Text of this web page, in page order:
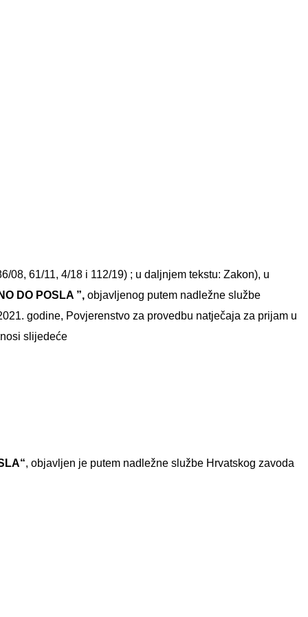
61/11, 4/18 i 112/19) ; u daljnjem tekstu: Zakon), u
DO POSLA ”, objavljenog putem nadležne službe
godine, Povjerenstvo za provedbu natječaja za prijam u
slijedeće
, objavljen je putem nadležne službe Hrvatskog zavoda